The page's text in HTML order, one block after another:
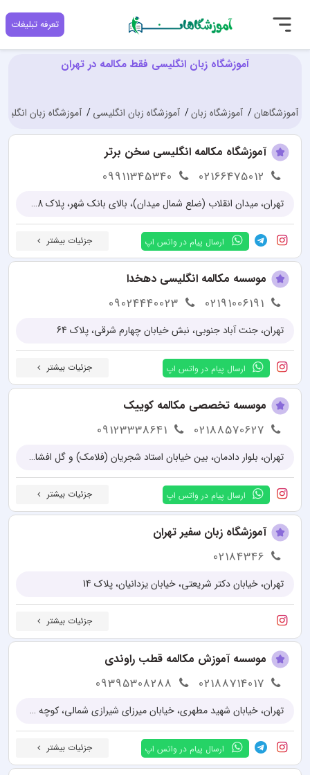
تعرفه تبلیغات
آموزشگاه زبان انگلیسی فقط مکالمه در تهران
آموزشگاهان آموزشگاه زبان آموزشگاه زبان انگلیسی آموزشگاه زبان
آموزشگاه مکالمه انگلیسی سخن برتر
02166475012
09911345340
تهران، میدان انقلاب (ضلع شمال میدان)، بالای بانک شهر، پلاک 48، واحد 5
ارسال پیام در واتس اپ جزئیات بیشتر
موسسه مکالمه انگلیسی دهخدا
02191006191
09024440023
تهران، جنت آباد جنوبی، نبش خیابان چهارم شرقی، پلاک 64
ارسال پیام در واتس اپ جزئیات بیشتر
موسسه تخصصی مکالمه کوییک
02188570627
09123338641
تهران، بلوار دادمان، بین خیابان استاد شجریان (‌فلامک) و گل افشان، پلاک ۳۸ طبقه سوم
ارسال پیام در واتس اپ جزئیات بیشتر
آموزشگاه زبان سفیر تهران
02184346
تهران، خیابان دکتر شریعتی، خیابان یزدانیان، پلاک 14
جزئیات بیشتر
موسسه آموزش مکالمه قطب راوندی
02188714017
09395308288
تهران، خیابان شهید مطهری، خیابان میرزای شیرازی شمالی، کوچه عرفان، پلاک 4
ارسال پیام در واتس اپ جزئیات بیشتر